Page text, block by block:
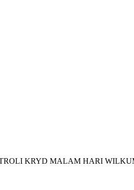
KRYD MALAM HARI